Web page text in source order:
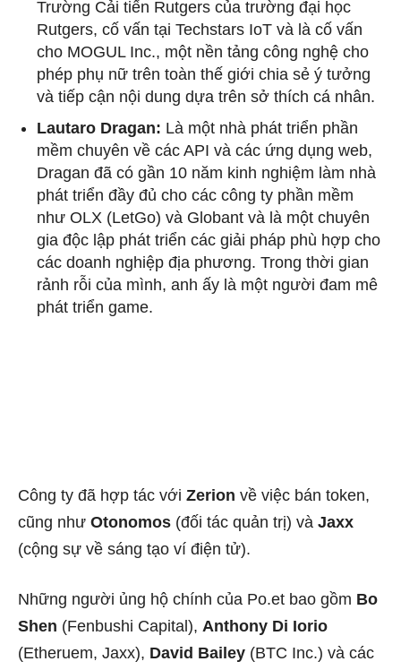
Trường Cải tiến Rutgers của trường đại học
Rutgers, cố vấn tại Techstars IoT và là cố vấn
cho MOGUL Inc., một nền tảng công nghệ cho
phép phụ nữ trên toàn thế giới chia sẻ ý tưởng
và tiếp cận nội dung dựa trên sở thích cá nhân.
Lautaro Dragan: Là một nhà phát triển phần
mềm chuyên về các API và các ứng dụng web,
Dragan đã có gần 10 năm kinh nghiệm làm nhà
phát triển đầy đủ cho các công ty phần mềm
như OLX (LetGo) và Globant và là một chuyên
gia độc lập phát triển các giải pháp phù hợp cho
các doanh nghiệp địa phương. Trong thời gian
rảnh rỗi của mình, anh ấy là một người đam mê
phát triển game.
Công ty đã hợp tác với Zerion về việc bán token,
cũng như Otonomos (đối tác quản trị) và Jaxx
(cộng sự về sáng tạo ví điện tử).
Những người ủng hộ chính của Po.et bao gồm Bo
Shen (Fenbushi Capital), Anthony Di Iorio
(Etheruem, Jaxx), David Bailey (BTC Inc.) và các